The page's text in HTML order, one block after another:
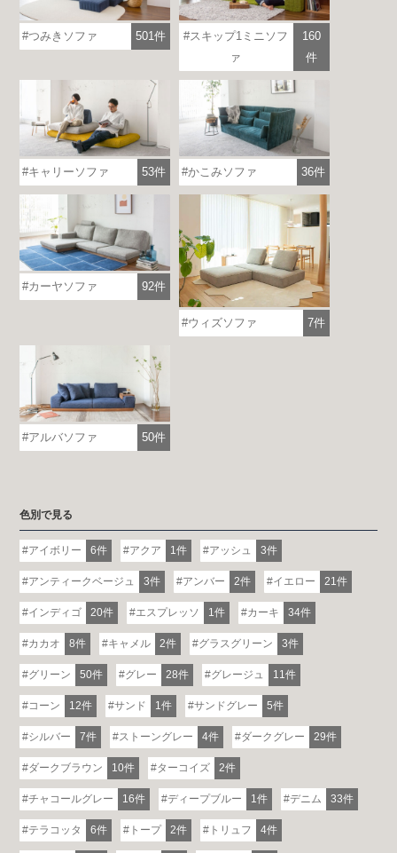
つみきソファ 501件
スキップ1ミニソフ
ァ
160
件
キャリーソファ 53件 かこみソファ 36件
カーヤソファ 92件
ウィズソファ 7件
アルバソファ 50件
色別で見る
アイボリー 6件 アクア 1件 アッシュ 3件
アンティークベージュ 3件 アンバー 2件 イエロー 21件
インディゴ 20件 エスプレッソ 1件 カーキ 34件
カカオ 8件 キャメル 2件 グラスグリーン 3件
グリーン 50件 グレー 28件 グレージュ 11件
コーン 12件 サンド 1件 サンドグレー 5件
シルバー 7件 ストーングレー 4件 ダークグレー 29件
ダークブラウン 10件 ターコイズ 2件
チャコールグレー 16件 ディープブルー 1件 デニム 33件
テラコッタ 6件 トープ 2件 トリュフ 4件